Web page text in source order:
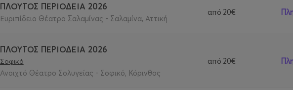
ΠΛΟΥΤΟΣ ΠΕΡΙΟΔΕΙΑ 2026
Ευριπίδειο Θέατρο Σαλαμίνας - Σαλαμίνα, Αττική
από 20€
ΠΛΟΥΤΟΣ ΠΕΡΙΟΔΕΙΑ 2026
Σοφικό
Ανοιχτό Θέατρο Σολυγείας - Σοφικό, Κόρινθος
από 20€